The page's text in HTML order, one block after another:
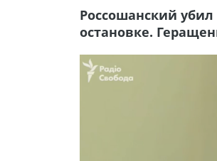
Россошанский
остановке.